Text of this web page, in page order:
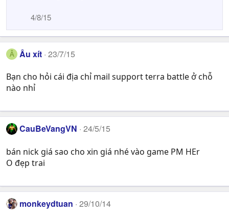
4/8/15
Â Âu xít 23/7/15
Bạn cho hỏi cái địa chỉ mail support terra battle ở chỗ
nào nhỉ
CauBeVangVN 24/5/15
bán nick giá sao cho xin giá nhé vào game PM HEr
O đẹp trai
monkeydtuan 29/10/14